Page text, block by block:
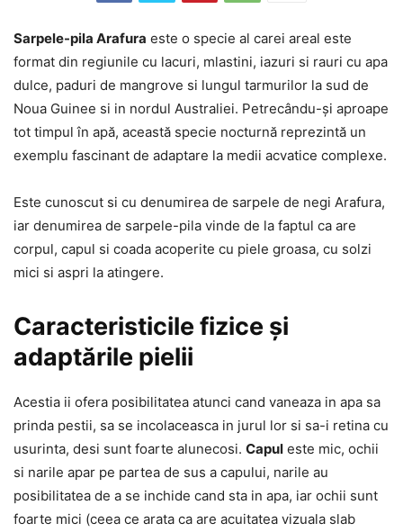
Sarpele-pila Arafura este o specie al carei areal este
format din regiunile cu lacuri, mlastini, iazuri si rauri cu apa
dulce, paduri de mangrove si lungul tarmurilor la sud de
Noua Guinee si in nordul Australiei. Petrecându-și aproape
tot timpul în apă, această specie nocturnă reprezintă un
exemplu fascinant de adaptare la medii acvatice complexe.
Este cunoscut si cu denumirea de sarpele de negi Arafura,
iar denumirea de sarpele-pila vinde de la faptul ca are
corpul, capul si coada acoperite cu piele groasa, cu solzi
mici si aspri la atingere.
Caracteristicile fizice și
adaptările pielii
Acestia ii ofera posibilitatea atunci cand vaneaza in apa sa
prinda pestii, sa se incolaceasca in jurul lor si sa-i retina cu
usurinta, desi sunt foarte alunecosi. Capul este mic, ochii
si narile apar pe partea de sus a capului, narile au
posibilitatea de a se inchide cand sta in apa, iar ochii sunt
foarte mici (ceea ce arata ca are acuitatea vizuala slab